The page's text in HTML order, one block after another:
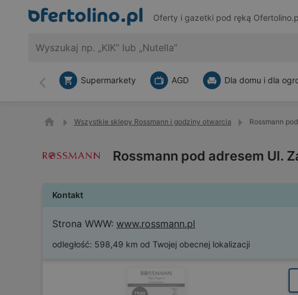
Oferty i gazetki pod ręką
Wstecz
Supermarkety AGD Dla domu i dla
Wszystkie sklepy Rossmann i godziny otwarcia Rossmann
Rossmann pod adresem Ul.
Kontakt
Strona WWW: www.rossmann.pl
odległość: 598,49 km od Twojej obecnej lokalizacji